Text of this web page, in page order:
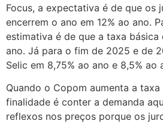
Focus, a expectativa é de que os
encerrem o ano em 12% ao ano.
estimativa é de que a taxa básica
ano. Já para o fim de 2025 e de
Selic em 8,75% ao ano e 8,5% ao
Quando o Copom aumenta a
finalidade é conter a demanda
reflexos nos preços porque os